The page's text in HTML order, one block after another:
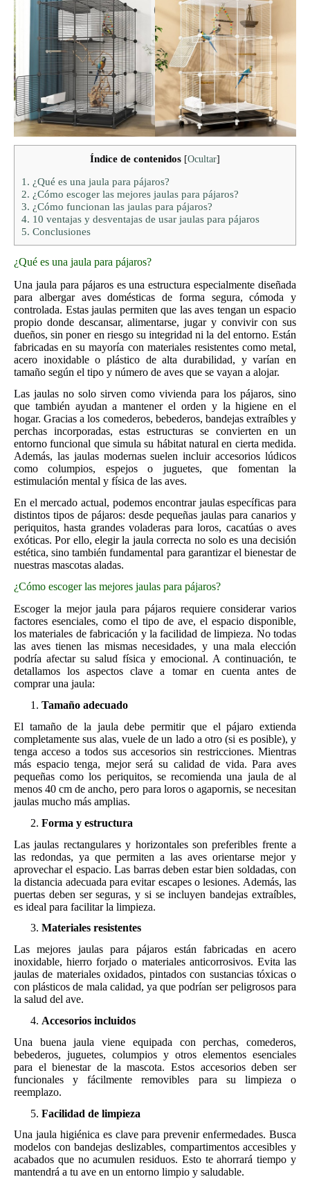
Índice de contenidos [Ocultar]
1. ¿Qué es una jaula para pájaros?
2. ¿Cómo escoger las mejores jaulas para pájaros?
3. ¿Cómo funcionan las jaulas para pájaros?
4. 10 ventajas y desventajas de usar jaulas para pájaros
5. Conclusiones
¿Qué es una jaula para pájaros?
Una jaula para pájaros es una estructura especialmente diseñada
para albergar aves domésticas de forma segura, cómoda y
controlada. Estas jaulas permiten que las aves tengan un espacio
propio donde descansar, alimentarse, jugar y convivir con sus
dueños, sin poner en riesgo su integridad ni la del entorno. Están
fabricadas en su mayoría con materiales resistentes como metal,
acero inoxidable o plástico de alta durabilidad, y varían en
tamaño según el tipo y número de aves que se vayan a alojar.
Las jaulas no solo sirven como vivienda para los pájaros, sino
que también ayudan a mantener el orden y la higiene en el
hogar. Gracias a los comederos, bebederos, bandejas extraíbles y
perchas incorporadas, estas estructuras se convierten en un
entorno funcional que simula su hábitat natural en cierta medida.
Además, las jaulas modernas suelen incluir accesorios lúdicos
como columpios, espejos o juguetes, que fomentan la
estimulación mental y física de las aves.
En el mercado actual, podemos encontrar jaulas específicas para
distintos tipos de pájaros: desde pequeñas jaulas para canarios y
periquitos, hasta grandes voladeras para loros, cacatúas o aves
exóticas. Por ello, elegir la jaula correcta no solo es una decisión
estética, sino también fundamental para garantizar el bienestar de
nuestras mascotas aladas.
¿Cómo escoger las mejores jaulas para pájaros?
Escoger la mejor jaula para pájaros requiere considerar varios
factores esenciales, como el tipo de ave, el espacio disponible,
los materiales de fabricación y la facilidad de limpieza. No todas
las aves tienen las mismas necesidades, y una mala elección
podría afectar su salud física y emocional. A continuación, te
detallamos los aspectos clave a tomar en cuenta antes de
comprar una jaula:
Tamaño adecuado
El tamaño de la jaula debe permitir que el pájaro extienda
completamente sus alas, vuele de un lado a otro (si es posible), y
tenga acceso a todos sus accesorios sin restricciones. Mientras
más espacio tenga, mejor será su calidad de vida. Para aves
pequeñas como los periquitos, se recomienda una jaula de al
menos 40 cm de ancho, pero para loros o agapornis, se necesitan
jaulas mucho más amplias.
Forma y estructura
Las jaulas rectangulares y horizontales son preferibles frente a
las redondas, ya que permiten a las aves orientarse mejor y
aprovechar el espacio. Las barras deben estar bien soldadas, con
la distancia adecuada para evitar escapes o lesiones. Además, las
puertas deben ser seguras, y si se incluyen bandejas extraíbles,
es ideal para facilitar la limpieza.
Materiales resistentes
Las mejores jaulas para pájaros están fabricadas en acero
inoxidable, hierro forjado o materiales anticorrosivos. Evita las
jaulas de materiales oxidados, pintados con sustancias tóxicas o
con plásticos de mala calidad, ya que podrían ser peligrosos para
la salud del ave.
Accesorios incluidos
Una buena jaula viene equipada con perchas, comederos,
bebederos, juguetes, columpios y otros elementos esenciales
para el bienestar de la mascota. Estos accesorios deben ser
funcionales y fácilmente removibles para su limpieza o
reemplazo.
Facilidad de limpieza
Una jaula higiénica es clave para prevenir enfermedades. Busca
modelos con bandejas deslizables, compartimentos accesibles y
acabados que no acumulen residuos. Esto te ahorrará tiempo y
mantendrá a tu ave en un entorno limpio y saludable.